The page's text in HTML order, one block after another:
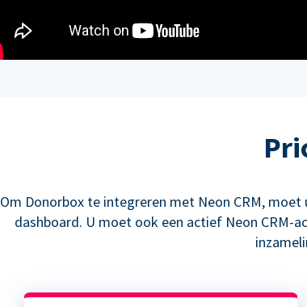
Om Donorbox te integreren met Neon CRM,
dashboard. U moet ook een actief Neon CRM-